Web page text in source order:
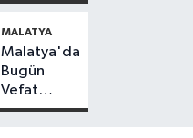
MALATYA
Malatya'da
Bugün
Vefat
Edenler -